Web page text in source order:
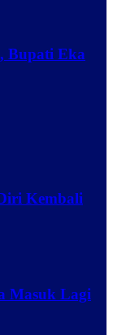
Bupati Eka
Kembali
Masuk Lagi